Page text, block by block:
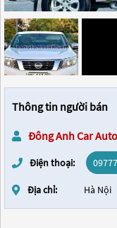
Thông tin người bán
Đông Anh Car Auto
Điện thoại:
Địa chỉ: Hà Nội